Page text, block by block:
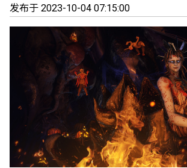
发布于 2023-10-04 07:15:00